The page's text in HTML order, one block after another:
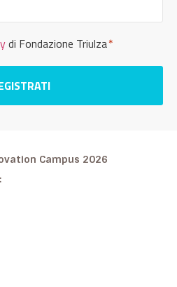
di Fondazione Triulza*
Campus 2026